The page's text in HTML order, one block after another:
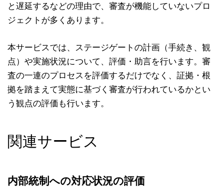
と遅延するなどの理由で、審査が機能していないプロ
ジェクトが多くあります。
本サービスでは、ステージゲートの計画（手続き、観
点）や実施状況について、評価・助言を行います。審
査の一連のプロセスを評価するだけでなく、証拠・根
拠を踏まえて実態に基づく審査が行われているかとい
う観点の評価も行います。
関連サービス
内部統制への対応状況の評価